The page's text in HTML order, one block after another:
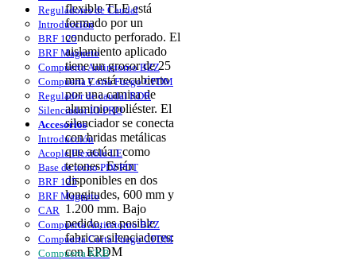
flexible TLE está
formado por un
conducto perforado. El
aislamiento aplicado
tiene un grosor de 25
mm y está recubierto
por una camisa de
aluminio-poliéster. El
silenciador se conecta
con bridas metálicas
que actúan como
tetones. Están
disponibles en dos
longitudes, 600 mm y
1.200 mm. Bajo
pedido, es posible
fabricar silenciadores:
con EPDM
Reguladores de Caudal
Introducción
BRF 125
BRF Magneto
Compuerta Antiretorno BZZ
Compuerta Corta Fuego CFDM
Regulador de caudal RDR
Silenciador IO PRO
Accesorios
Introducción
Acople Flexible LE
Base de techo PDI/PDT
BRF 125
BRF Magneto
CAR
Compuerta Antiretorno BZZ
Compuerta Corta Fuego CFDM
Compuerta KKB